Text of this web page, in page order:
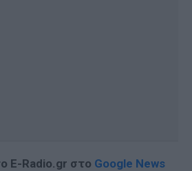
E-Radio.gr στο Google News